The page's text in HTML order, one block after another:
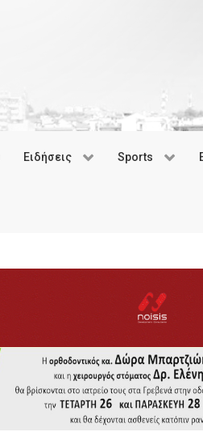
Ειδήσεις Sports